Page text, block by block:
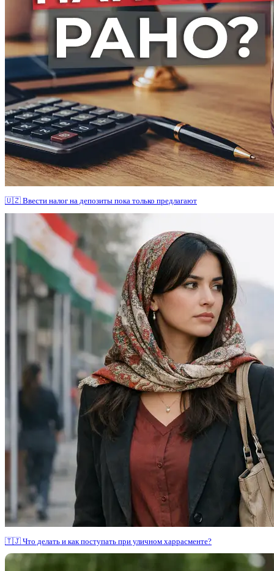
🇺🇿 Ввести налог на депозиты пока только предлагают
🇹🇯 Что делать и как поступать при уличном харрасменте?